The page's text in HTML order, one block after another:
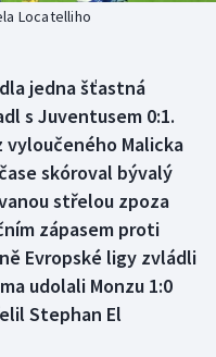
Locatelliho
jedna šťastná
s Juventusem 0:1.
vyloučeného Malicka
skóroval bývalý
střelou zpoza
zápasem proti
Evropské ligy zvládli
udolali Monzu 1:0
Stephan El